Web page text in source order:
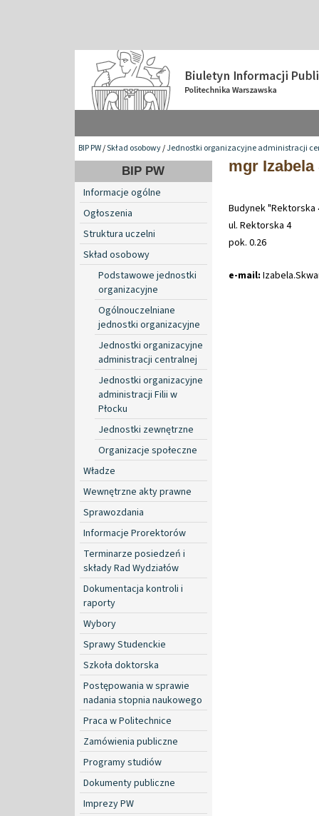
BIP PW/Skład osobowy/Jednostki organizacyjne administracji
BIP PW
Informacje ogólne
Ogłoszenia
Struktura uczelni
Skład osobowy
Podstawowe jednostki
organizacyjne
Ogólnouczelniane
jednostki organizacyjne
Jednostki organizacyjne
administracji centralnej
Jednostki organizacyjne
administracji Filii w
Płocku
Jednostki zewnętrzne
Organizacje społeczne
Władze
Wewnętrzne akty prawne
Sprawozdania
Informacje Prorektorów
Terminarze posiedzeń i
składy Rad Wydziałów
Dokumentacja kontroli i
raporty
Wybory
Sprawy Studenckie
Szkoła doktorska
Postępowania w sprawie
nadania stopnia naukowego
Praca w Politechnice
Zamówienia publiczne
Programy studiów
Dokumenty publiczne
Imprezy PW
mgr Izabela
Budynek "Rektorska
ul. Rektorska 4
pok. 0.26
e-mail: Izabela.